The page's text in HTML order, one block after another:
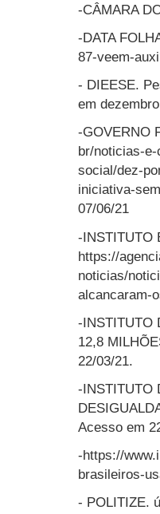
-CÂMARA
-DATA
87-veem-
- DIEESE.
em
-GOVERNO
br/noticias-
social/dez-
iniciativa-
07/06/21
-INSTITUTO
https://
noticias/
alcancaram-
-INSTITUTO
12,8
22/03/21.
-INSTITUTO
Acesso em
-https://
brasileiros-
- POLITIZE.